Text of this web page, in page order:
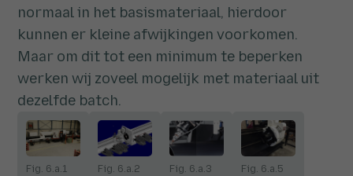
normaal in het basismateriaal, hierdoor
kunnen er kleine afwijkingen voorkomen.
Maar om dit tot een minimum te beperken
werken wij zoveel mogelijk met materiaal uit
dezelfde batch.
Fig. 6.a.1 Fig. 6.a.2 Fig. 6.a.3 Fig. 6.a.5